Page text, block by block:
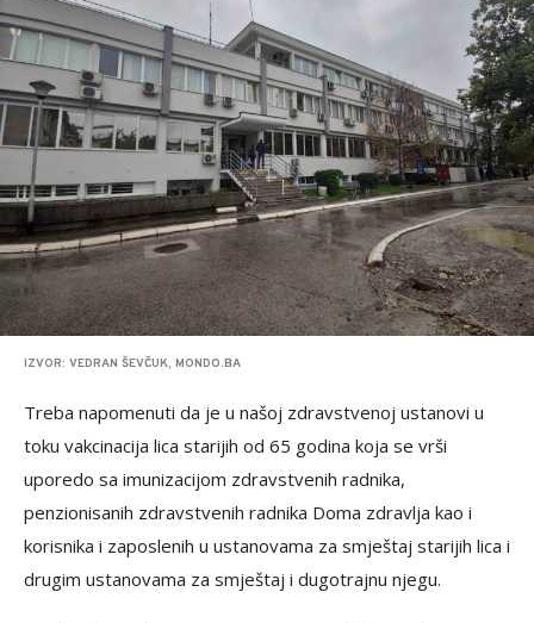
IZVOR: VEDRAN ŠEVČUK, MONDO.BA
Treba napomenuti da je u našoj zdravstvenoj ustanovi u
toku vakcinacija lica starijih od 65 godina koja se vrši
uporedo sa imunizacijom zdravstvenih radnika,
penzionisanih zdravstvenih radnika Doma zdravlja kao i
korisnika i zaposlenih u ustanovama za smještaj starijih lica i
drugim ustanovama za smještaj i dugotrajnu njegu.